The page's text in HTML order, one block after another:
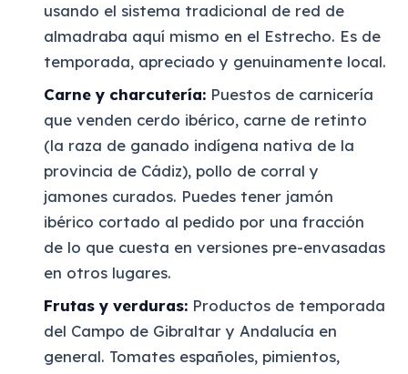
usando el sistema tradicional de red de
almadraba aquí mismo en el Estrecho. Es de
temporada, apreciado y genuinamente local.
Carne y charcutería: Puestos de carnicería
que venden cerdo ibérico, carne de retinto
(la raza de ganado indígena nativa de la
provincia de Cádiz), pollo de corral y
jamones curados. Puedes tener jamón
ibérico cortado al pedido por una fracción
de lo que cuesta en versiones pre-envasadas
en otros lugares.
Frutas y verduras: Productos de temporada
del Campo de Gibraltar y Andalucía en
general. Tomates españoles, pimientos,